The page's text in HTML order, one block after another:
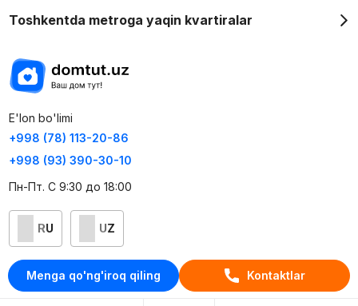
Menga qo'ng'iroq qiling Kontaktlar
Toshkentda metroga yaqin kvartiralar
E'lon bo'limi
+998 (78) 113-20-86
+998 (93) 390-30-10
Пн-Пт. С 9:30 до 18:00
RU UZ
Kontaktlar